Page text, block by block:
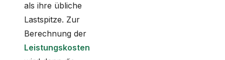
als ihre übliche
Lastspitze. Zur
Berechnung der
Leistungskosten